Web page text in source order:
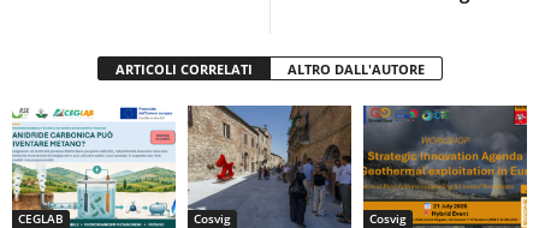
ARTICOLI CORRELATI ALTRO DALL'AUTORE
CEGLAB Cosvig Cosvig